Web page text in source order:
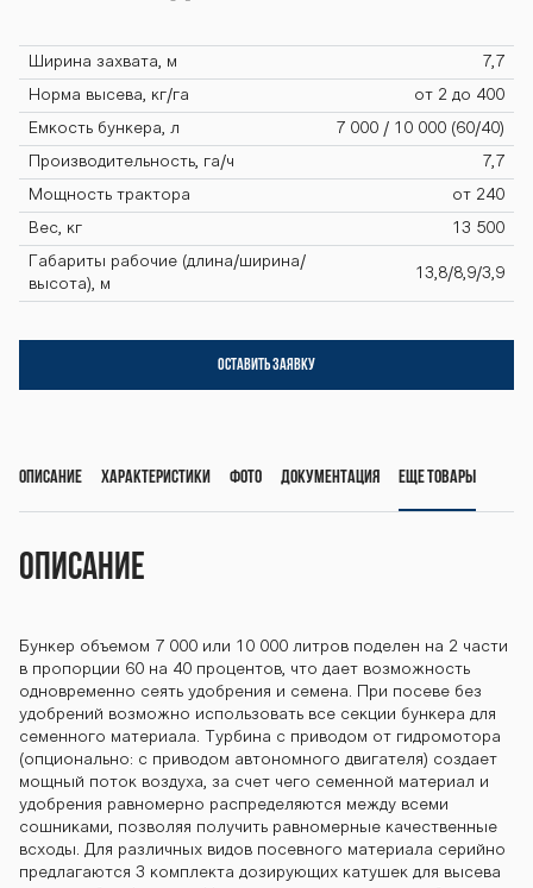
DON-637 DON-6
37 DON-637 DO
N-637 DON-637
DON-637 DON-6
37 DON-637 DO
N-637 DON-637
DON-637 DON-6
37 DON-637 DO
Ширина захвата, м 7,7
Норма высева, кг/га от 2 до 400
Емкость бункера, л 7 000 / 10 000 (60/40)
Производительность, га/ч 7,7
Мощность трактора от 240
Вес, кг 13 500
Габариты рабочие (длина/ширина/
высота), м
13,8/8,9/3,9
ОСТАВИТЬ ЗАЯВКУ
Описание Характеристики Фото Документация Еще товары
Описание
Бункер объемом 7 000 или 10 000 литров поделен на 2 части
в пропорции 60 на 40 процентов, что дает возможность
одновременно сеять удобрения и семена. При посеве без
удобрений возможно использовать все секции бункера для
семенного материала. Турбина с приводом от гидромотора
(опционально: с приводом автономного двигателя) создает
мощный поток воздуха, за счет чего семенной материал и
удобрения равномерно распределяются между всеми
сошниками, позволяя получить равномерные качественные
всходы. Для различных видов посевного материала серийно
предлагаются 3 комплекта дозирующих катушек для высева